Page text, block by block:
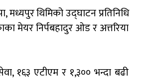
थिमिको उद्घाटन प्रतिनिधि
मेयर निर्पबहादुर ओड र अत्तरिया
१६३ एटीएम र १,३०० भन्दा बढी